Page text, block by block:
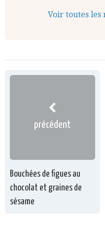
Voir toutes les
précédent
Bouchées de figues au
chocolat et graines de
sésame